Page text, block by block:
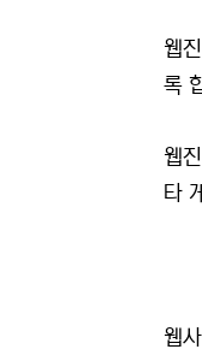
웹
록
웹
타
웹